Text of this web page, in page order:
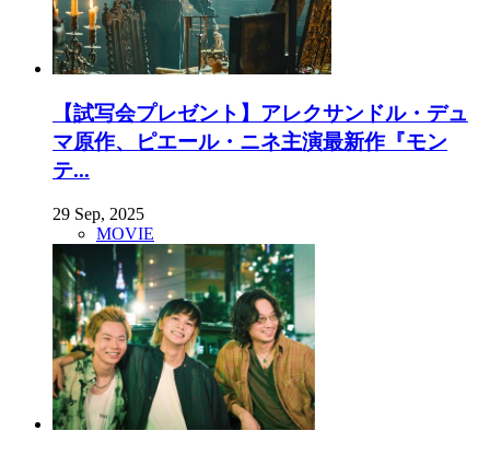
【試写会プレゼント】アレクサンドル・デュ
マ原作、ピエール・ニネ主演最新作『モン
テ...
29 Sep, 2025
MOVIE